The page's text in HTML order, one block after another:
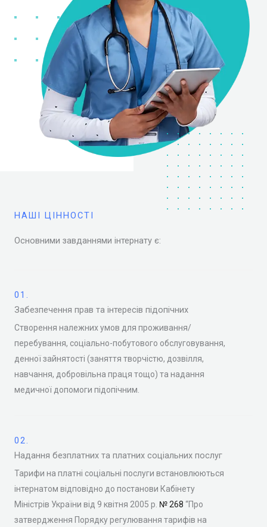
НАШІ ЦІННОСТІ
Основними завданнями інтернату є:
01.
Забезпечення прав та інтересів підопічних
Створення належних умов для проживання/
перебування, соціально-побутового обслуговування,
денної зайнятості (заняття творчістю, дозвілля,
навчання, добровільна праця тощо) та надання
медичної допомоги підопічним.
02.
Надання безплатних та платних соціальних послуг
Тарифи на платні соціальні послуги встановлюються
інтернатом відповідно до постанови Кабінету
Міністрів України від 9 квітня 2005 р. № 268 “Про
затвердження Порядку регулювання тарифів на